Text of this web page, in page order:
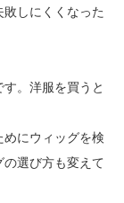
しにくくなった
。洋服を買うと
にウィッグを検
選び方も変えて